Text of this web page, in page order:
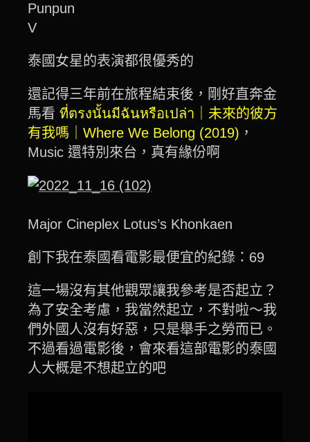
Punpun
V
泰國女星的表演都很優秀的
還記得三年前在旅程結束後，剛好直奔金
馬看 ที่ตรงนั้นมีฉันหรือเปล่า｜未來的彼方
有我嗎｜Where We Belong (2019) ，
Music 還特別來台，真有緣份啊
Major Cineplex Lotus’s Khonkaen
創下我在泰國看電影最便宜的紀錄：69
這一場沒有其他觀眾讓我參考是否起立？
為了安全考慮，我當然起立，不對啦～我
們外國人沒有好惡，只是舉手之勞而已。
不過看過電影後，會來看這部電影的泰國
人大概是不想起立的吧